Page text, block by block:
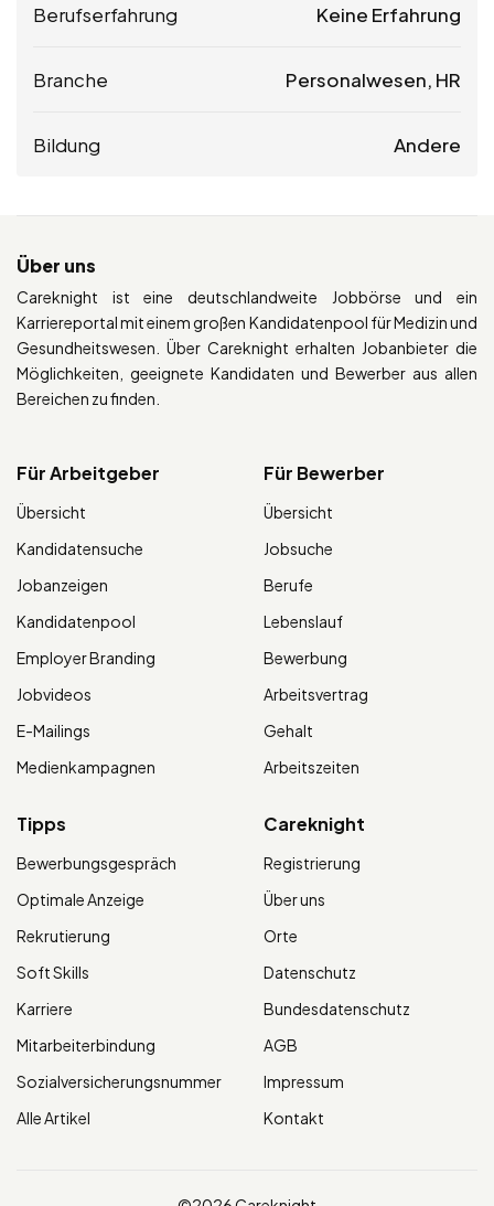
Berufserfahrung Keine Erfahrung
Branche Personalwesen, HR
Bildung Andere
Über uns
Careknight ist eine deutschlandweite Jobbörse und ein
Karriereportal mit einem großen Kandidatenpool für Medizin und
Gesundheitswesen. Über Careknight erhalten Jobanbieter die
Möglichkeiten, geeignete Kandidaten und Bewerber aus allen
Bereichen zu finden.
Für Arbeitgeber
Übersicht
Kandidatensuche
Jobanzeigen
Kandidatenpool
Employer Branding
Jobvideos
E-Mailings
Medienkampagnen
Für Bewerber
Übersicht
Jobsuche
Berufe
Lebenslauf
Bewerbung
Arbeitsvertrag
Gehalt
Arbeitszeiten
Tipps
Bewerbungsgespräch
Optimale Anzeige
Rekrutierung
Soft Skills
Karriere
Mitarbeiterbindung
Sozialversicherungsnummer
Alle Artikel
Careknight
Registrierung
Über uns
Orte
Datenschutz
Bundesdatenschutz
AGB
Impressum
Kontakt